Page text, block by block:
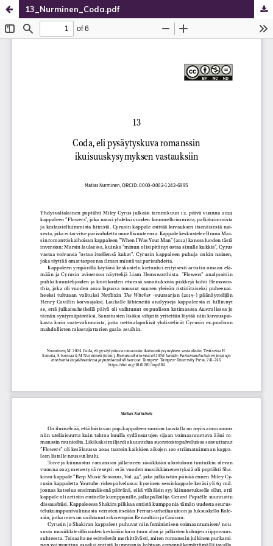
13_Nurminen_Coda.pdf